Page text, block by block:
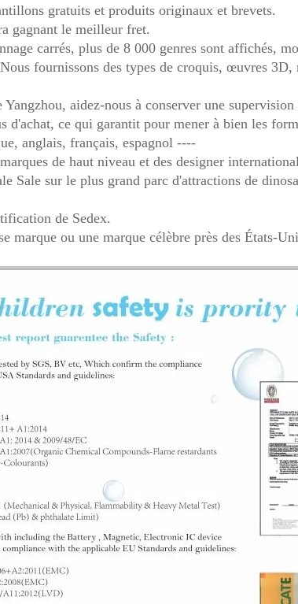
gratuits et produits originaux et brevets.
gagnant le meilleur fret.
carrés, plus de 8 000 genres sont affichés,
fournissons des types de croquis, œuvres
aidez-nous à conserver une
d'achat, ce qui garantit pour mener à bien les
anglais, français, espagnol ----
de haut niveau et des designer
Sale sur le plus grand parc d'attractions de
de Sedex.
marque ou une marque célèbre près des États-